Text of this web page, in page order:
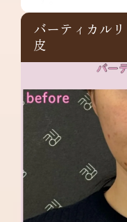
バーティカル
皮